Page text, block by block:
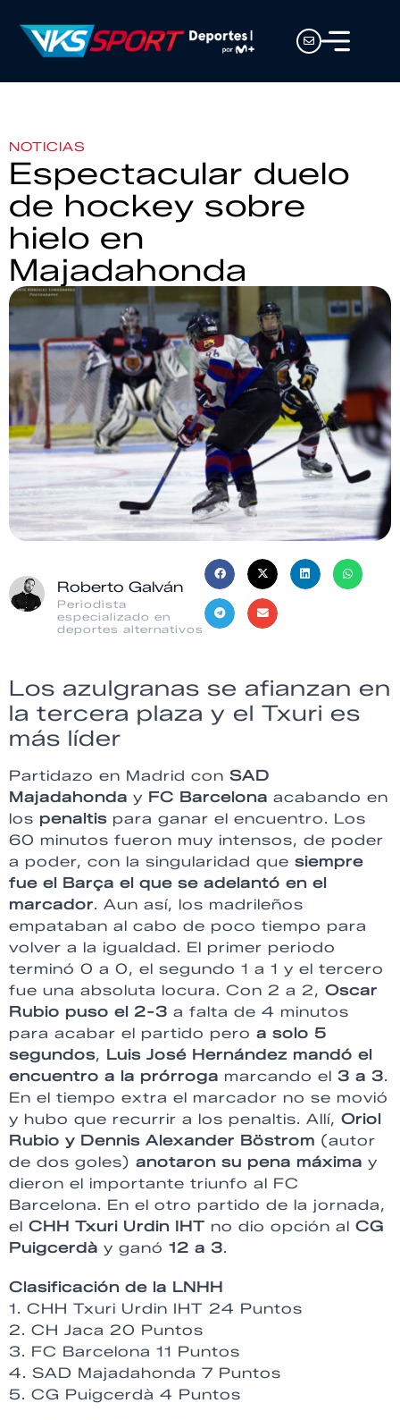
NOTICIAS
Espectacular duelo
de hockey sobre
hielo en
Majadahonda
Roberto Galván
Periodista
especializado en
deportes alternativos
Los azulgranas se afianzan en
la tercera plaza y el Txuri es
más líder
Partidazo en Madrid con SAD
Majadahonda y FC Barcelona acabando en
los penaltis para ganar el encuentro. Los
60 minutos fueron muy intensos, de poder
a poder, con la singularidad que siempre
fue el Barça el que se adelantó en el
marcador. Aun así, los madrileños
empataban al cabo de poco tiempo para
volver a la igualdad. El primer periodo
terminó 0 a 0, el segundo 1 a 1 y el tercero
fue una absoluta locura. Con 2 a 2, Oscar
Rubio puso el 2-3 a falta de 4 minutos
para acabar el partido pero a solo 5
segundos, Luis José Hernández mandó el
encuentro a la prórroga marcando el 3 a 3.
En el tiempo extra el marcador no se movió
y hubo que recurrir a los penaltis. Allí, Oriol
Rubio y Dennis Alexander Böstrom (autor
de dos goles) anotaron su pena máxima y
dieron el importante triunfo al FC
Barcelona. En el otro partido de la jornada,
el CHH Txuri Urdin IHT no dio opción al CG
Puigcerdà y ganó 12 a 3.
Clasificación de la LNHH
1. CHH Txuri Urdin IHT 24 Puntos
2. CH Jaca 20 Puntos
3. FC Barcelona 11 Puntos
4. SAD Majadahonda 7 Puntos
5. CG Puigcerdà 4 Puntos